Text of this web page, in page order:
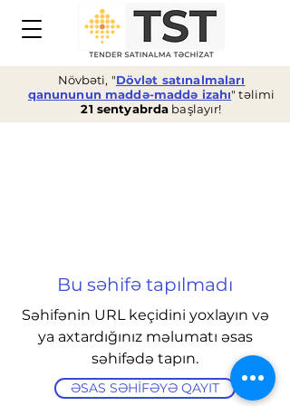
Növbəti, "Dövlət satınalmaları
qanununun maddə-maddə izahı" təlimi
21 sentyabrda başlayır!
Bu səhifə tapılmadı
Səhifənin URL keçidini yoxlayın və
ya axtardığınız məlumatı əsas
səhifədə tapın.
ƏSAS SƏHİFƏYƏ QAYIT